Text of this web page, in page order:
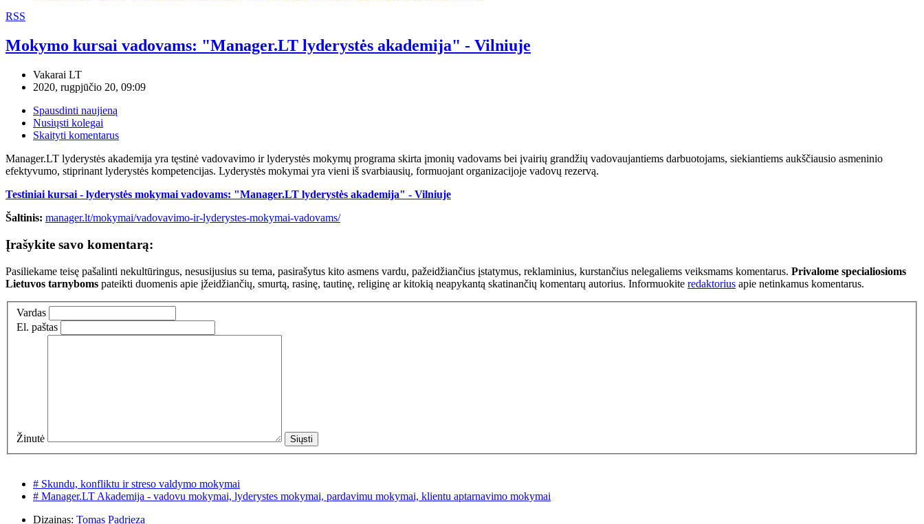
RSS
Mokymo kursai vadovams: "Manager.LT lyderystės akademija" - Vilniuje
Vakarai LT
2020, rugpjūčio 20, 09:09
Spausdinti naujieną
Nusiųsti kolegai
Skaityti komentarus
Manager.LT lyderystės akademija yra tęstinė vadovavimo ir lyderystės mokymų programa skirta įmonių vadovams bei įvairių grandžių vadovaujantiems darbuotojams, siekiantiems aukščiausio asmeninio
efektyvumo, stiprinant lyderystės kompetencijas. Lyderystės mokymai yra vieni iš svarbiausių, formuojant organizacijoje vadovų rezervą.
Testiniai kursai - lyderystės mokymai vadovams: "Manager.LT lyderystės akademija" - Vilniuje
Šaltinis: manager.lt/mokymai/vadovavimo-ir-lyderystes-mokymai-vadovams/
Įrašykite savo komentarą:
Pasiliekame teisę pašalinti nekultūringus, nesusijusius su tema, pasirašytus kito asmens vardu, pažeidžiančius įstatymus, reklaminius, kurstančius nelegaliems veiksmams komentarus. Privalome specialiosioms
Lietuvos tarnyboms pateikti duomenis apie įžeidžiančių, smurtą, rasinę, tautinę, religinę ar kitokią neapykantą skatinančių komentarų autorius. Informuokite redaktorius apie netinkamus komentarus.
Vardas
El. paštas
Žinutė
# Skundu, konfliktu ir streso valdymo mokymai
# Manager.LT Akademija - vadovu mokymai, lyderystes mokymai, pardavimu mokymai, klientu aptarnavimo mokymai
Dizainas: Tomas Padrieza